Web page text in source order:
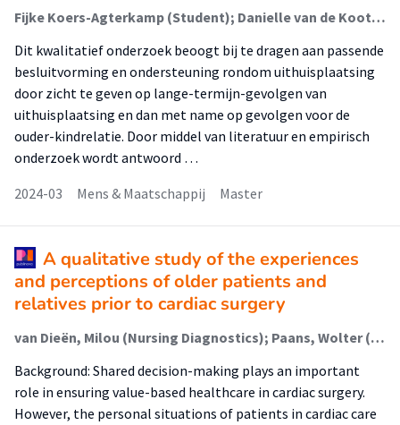
Fijke Koers-Agterkamp (Student); Danielle van de Koot - Dees (Begeleider); Cora Bartelink-Koelewijn (Begeleider)
Dit kwalitatief onderzoek beoogt bij te dragen aan passende
besluitvorming en ondersteuning rondom uithuisplaatsing
door zicht te geven op lange-termijn-gevolgen van
uithuisplaatsing en dan met name op gevolgen voor de
ouder-kindrelatie. Door middel van literatuur en empirisch
onderzoek wordt antwoord …
2024-03
Mens & Maatschappij Master
A qualitative study of the experiences
and perceptions of older patients and
relatives prior to cardiac surgery
van Dieën, Milou (Nursing Diagnostics); Paans, Wolter (Advance Care Planning); Blokzijl, Fredrike; Dieperink, Willem; Mariani, Massimo A
Background: Shared decision-making plays an important
role in ensuring value-based healthcare in cardiac surgery.
However, the personal situations of patients in cardiac care